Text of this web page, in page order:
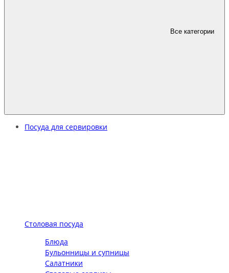
Все категории
Посуда для сервировки
Столовая посуда
Блюда
Бульонницы и супницы
Салатники